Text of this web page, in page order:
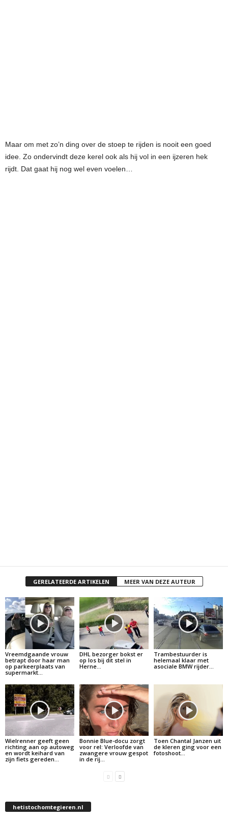
Maar om met zo’n ding over de stoep te rijden is nooit een goed
idee. Zo ondervindt deze kerel ook als hij vol in een ijzeren hek
rijdt. Dat gaat hij nog wel even voelen…
GERELATEERDE ARTIKELEN MEER VAN DEZE AUTEUR
Vreemdgaande vrouw
betrapt door haar man
op parkeerplaats van
supermarkt…
DHL bezorger bokst er
op los bij dit stel in
Herne…
Trambestuurder is
helemaal klaar met
asociale BMW rijder…
Wielrenner geeft geen
richting aan op autoweg
en wordt keihard van
zijn fiets gereden…
Bonnie Blue-docu zorgt
voor rel: Verloofde van
zwangere vrouw gespot
in de rij…
Toen Chantal Janzen uit
de kleren ging voor een
fotoshoot…
hetistochomtegieren.nl